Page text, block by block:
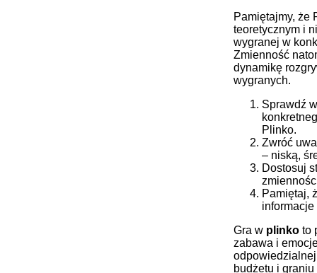
Pamiętajmy, że
teoretycznym i
wygranej w
Zmienność
dynamikę
wygranych.
Sprawdź
Plinko.
Zwróć
– niską,
Dostosuj
Pamiętaj,
informacje
Gra w plinko to
zabawa i
budżetu i